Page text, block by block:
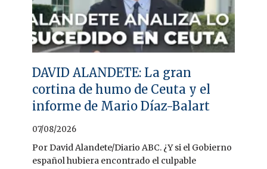
DAVID ALANDETE: La gran
cortina de humo de Ceuta y el
informe de Mario Díaz-Balart
07/08/2026
Por David Alandete/Diario ABC. ¿Y si el Gobierno
español hubiera encontrado el culpable